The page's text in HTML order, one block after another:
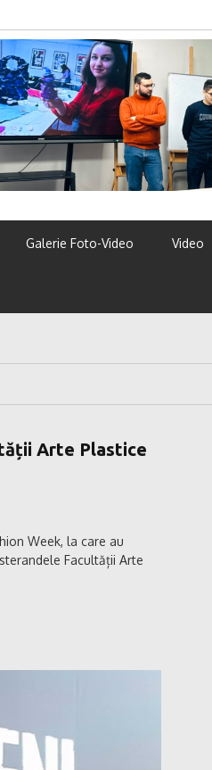
Galerie Foto-Video Video
Arte Plastice
Week, la care au
Facultății Arte